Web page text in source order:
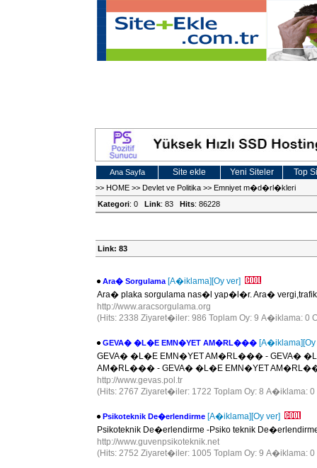
Ana Sayfa Site ekle Yeni Siteler Top
>> HOME >> Devlet ve Politika >> Emniyet m�d�rl�kleri
Kategori: 0 Link: 83 Hits: 86228
Link: 83
Ara� Sorgulama [A�iklama][Oy ver]
Ara� plaka sorgulama nas�l yap�l�r. Ara�
http://www.aracsorgulama.org
(Hits: 2338 Ziyaret�iler: 986 Toplam Oy: 9 A�iklama: 0
GEVA� �L�E EMN�YET AM�RL��� [A�iklama]
GEVA� �L�E EMN�YET AM�RL��� - GEVA�
AM�RL��� - GEVA� �L�E EMN�YET
http://www.gevas.pol.tr
(Hits: 2767 Ziyaret�iler: 1722 Toplam Oy: 8 A�iklama:
Psikoteknik De�erlendirme [A�iklama][Oy ver]
Psikoteknik De�erlendirme -Psiko teknik
http://www.guvenpsikoteknik.net
(Hits: 2752 Ziyaret�iler: 1005 Toplam Oy: 9 A�iklama: